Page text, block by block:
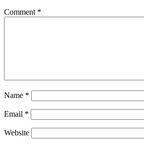
Comment *
Name *
Email *
Website